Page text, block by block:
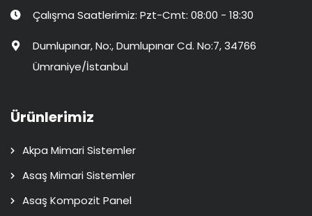
Çalışma Saatlerimiz: Pzt-Cmt: 08:00 - 18:30
Dumlupınar, No:, Dumlupınar Cd. No:7, 34766
Ümraniye/İstanbul
Ürünlerimiz
Akpa Mimari Sistemler
Asaş Mimari Sistemler
Asaş Kompozit Panel